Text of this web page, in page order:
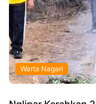
Warta Nagari